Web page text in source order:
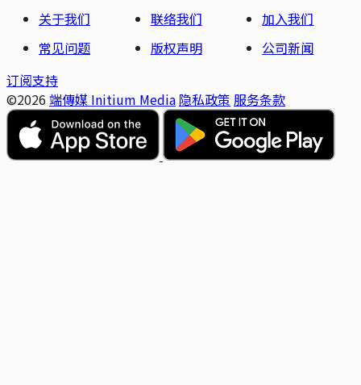
关于我们
联络我们
加入我们
常见问题
版权声明
公司新闻
订阅支持
©2026 端傳媒 Initium Media 隐私政策 服务条款